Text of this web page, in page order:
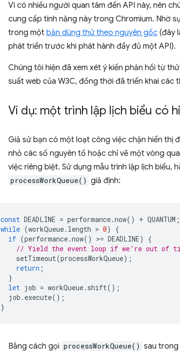
Vì có nhiều người quan tâm đến API này, nên
cung cấp tính năng này trong Chromium. Nhờ
trong một bản dùng thử theo nguyên gốc (đây
phát triển trước khi phát hành đầy đủ một API).
Chúng tôi hiện đã xem xét ý kiến phản hồi từ
suất web của W3C, đồng thời đã triển khai các
Ví dụ: một trình lập lịch biểu có
Giả sử bạn có một loạt công việc chặn hiển thị
nhỏ các số nguyên tố hoặc chỉ vẽ một vòng
việc riêng biệt. Sử dụng mẫu trình lập lịch
processWorkQueue() giả định:
const DEADLINE = performance.now() + QUANTUM ;
while (workQueue. length > 0)
{
if (performance.now() >= DEADLINE)
{
// Yield the event loop if we're out of
setTimeout(processWorkQueue);
return ;
}
let job = workQueue. shift();
job . execute();
}
Bằng cách gọi processWorkQueue() sau